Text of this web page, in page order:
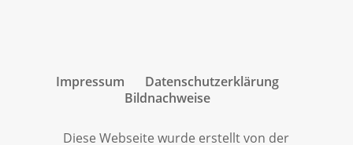
Impressum
Datenschutzerklärung
Bildnachweise
Diese Webseite wurde erstellt von der